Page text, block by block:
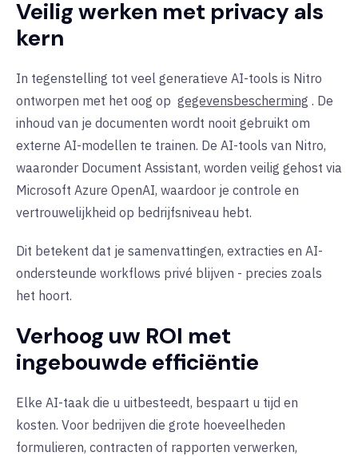
Veilig werken met privacy als
kern
In tegenstelling tot veel generatieve AI-tools is Nitro
ontworpen met het oog op gegevensbescherming . De
inhoud van je documenten wordt nooit gebruikt om
externe AI-modellen te trainen. De AI-tools van Nitro,
waaronder Document Assistant, worden veilig gehost via
Microsoft Azure OpenAI, waardoor je controle en
vertrouwelijkheid op bedrijfsniveau hebt.
Dit betekent dat je samenvattingen, extracties en AI-
ondersteunde workflows privé blijven - precies zoals
het hoort.
Verhoog uw ROI met
ingebouwde efficiëntie
Elke AI-taak die u uitbesteedt, bespaart u tijd en
kosten. Voor bedrijven die grote hoeveelheden
formulieren, contracten of rapporten verwerken,